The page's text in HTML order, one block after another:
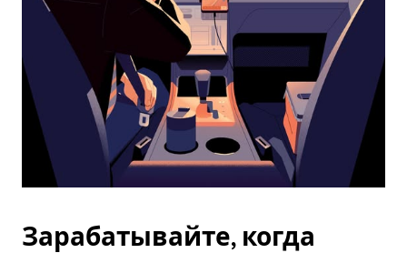
Зарабатывайте, когда